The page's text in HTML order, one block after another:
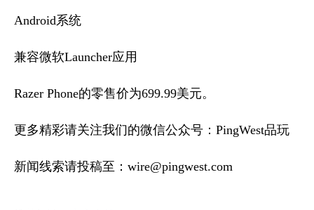
Android系统
兼容微软Launcher应用
Razer Phone的零售价为699.99美元。
更多精彩请关注我们的微信公众号：PingWest品玩
新闻线索请投稿至：wire@pingwest.com